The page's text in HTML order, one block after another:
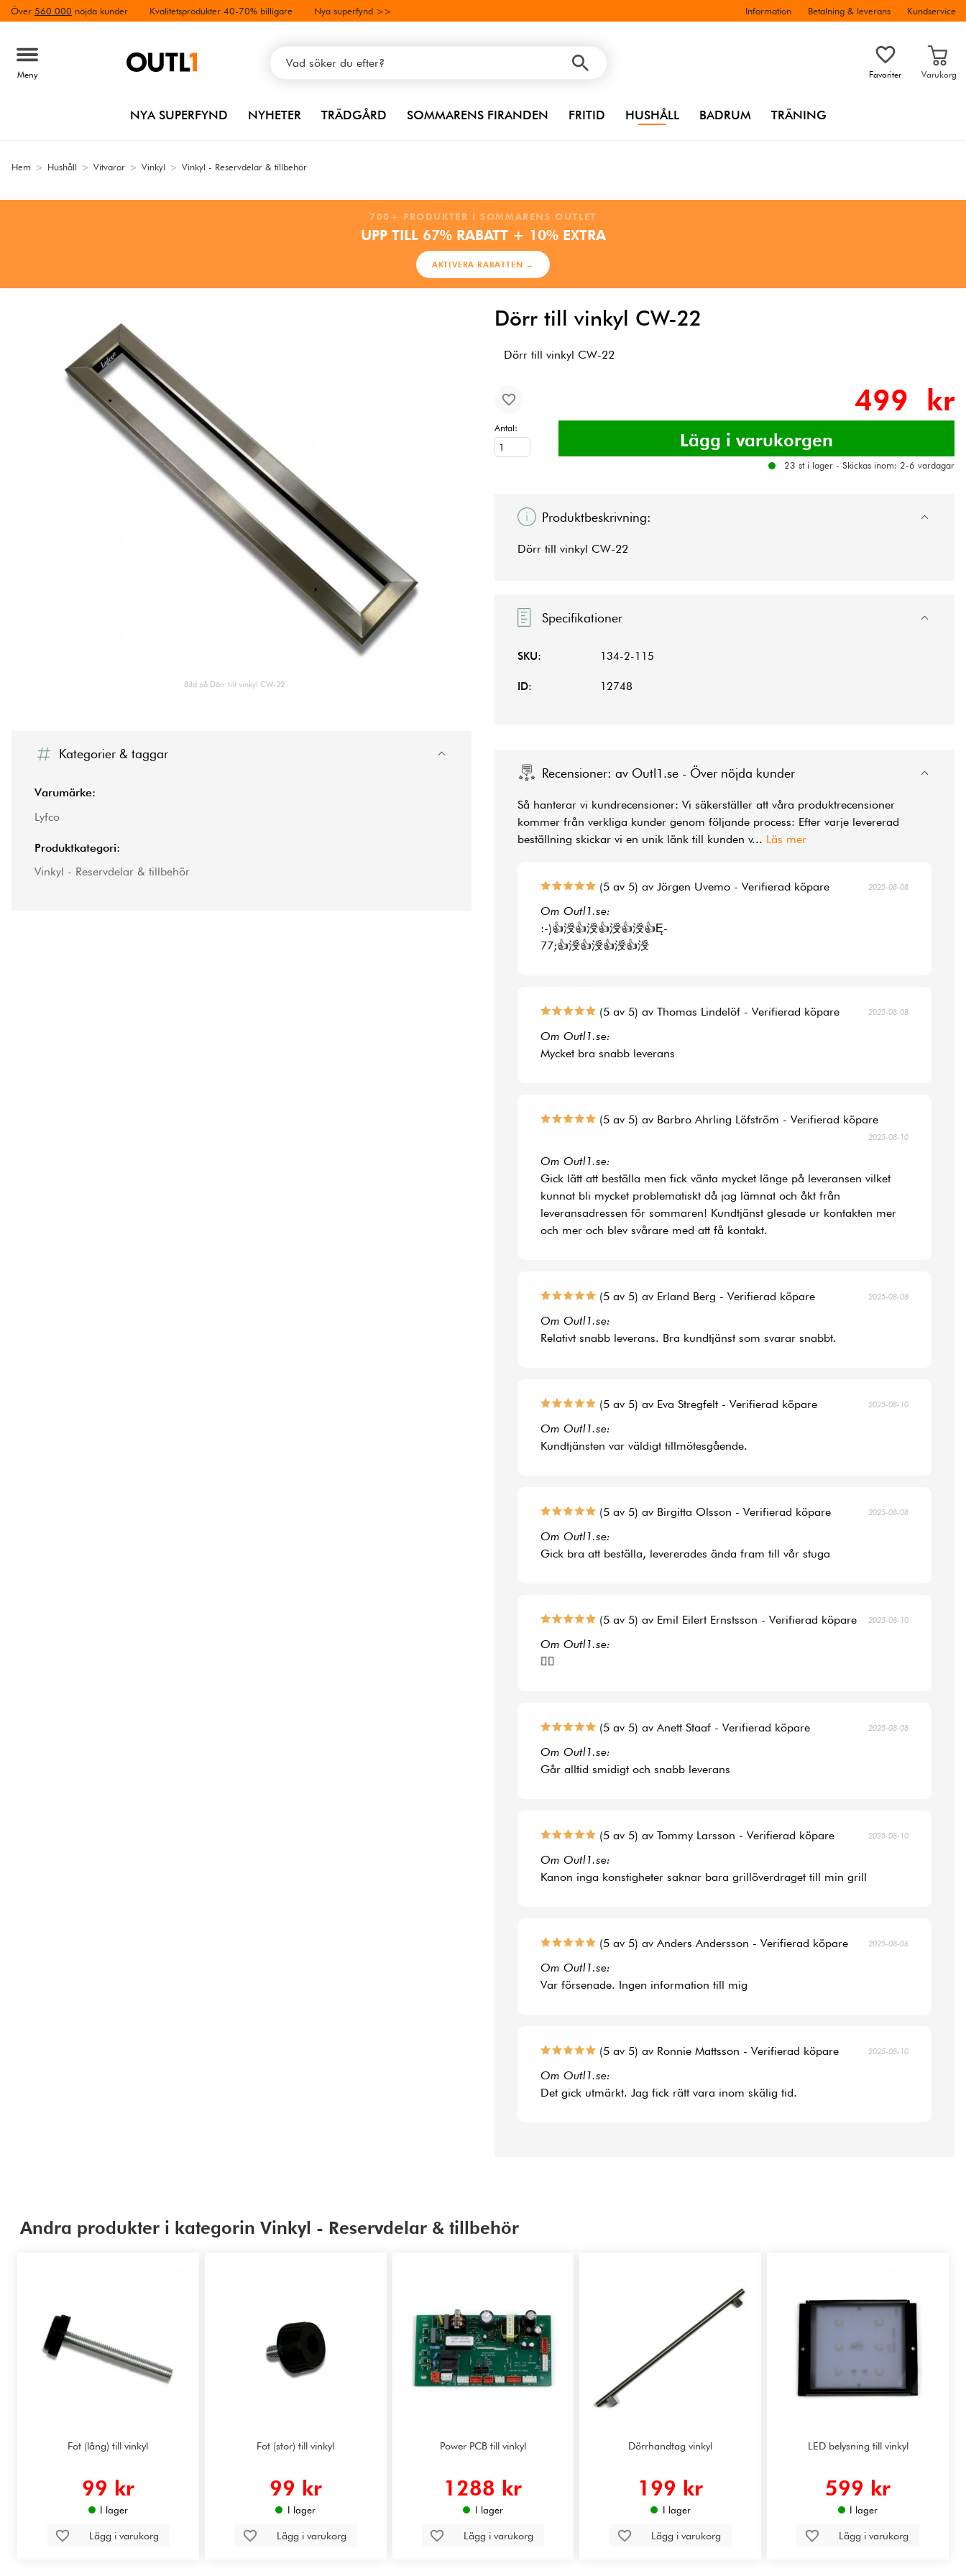
Över 560 000 nöjda kunder Kvalitetsprodukter 40-70% billigare Nya superfynd >> Information Betalning & leverans Kundservice
Meny Favoriter Varukorg
NYA SUPERFYND NYHETER TRÄDGÅRD SOMMARENS FIRANDEN FRITID HUSHÅLL BADRUM TRÄNING
Hem > Hushåll > Vitvaror > Vinkyl > Vinkyl - Reservdelar & tillbehör
700+ PRODUKTER I SOMMARENS OUTLET
UPP TILL 67% RABATT + 10% EXTRA
AKTIVERA RABATTEN →
Dörr till vinkyl CW-22
Bild på Dörr till vinkyl CW-22
Dörr till vinkyl CW-22
499 kr
Antal:
23 st i lager - Skickas inom: 2-6 vardagar
Produktbeskrivning:
Dörr till vinkyl CW-22
Specifikationer
SKU: 134-2-115
ID: 12748
Kategorier & taggar
Varumärke:
Lyfco
Produktkategori:
Vinkyl - Reservdelar & tillbehör
Recensioner: av Outl1.se - Över nöjda kunder
Så hanterar vi kundrecensioner: Vi säkerställer att våra produktrecensioner
kommer från verkliga kunder genom följande process: Efter varje levererad
beställning skickar vi en unik länk till kunden v... Läs mer
(5 av 5) av Jörgen Uvemo - Verifierad köpare 2025-08-08
Om Outl1.se:
:-)👍涭👍涭👍涭👍涭👍Ę-
77;👍涭👍涭👍涭👍涭
(5 av 5) av Thomas Lindelöf - Verifierad köpare 2025-08-08
Om Outl1.se:
Mycket bra snabb leverans
(5 av 5) av Barbro Ahrling Löfström - Verifierad köpare
2025-08-10
Om Outl1.se:
Gick lätt att beställa men fick vänta mycket länge på leveransen vilket
kunnat bli mycket problematiskt då jag lämnat och åkt från
leveransadressen för sommaren! Kundtjänst glesade ur kontakten mer
och mer och blev svårare med att få kontakt.
(5 av 5) av Erland Berg - Verifierad köpare 2025-08-08
Om Outl1.se:
Relativt snabb leverans. Bra kundtjänst som svarar snabbt.
(5 av 5) av Eva Stregfelt - Verifierad köpare 2025-08-10
Om Outl1.se:
Kundtjänsten var väldigt tillmötesgående.
(5 av 5) av Birgitta Olsson - Verifierad köpare 2025-08-08
Om Outl1.se:
Gick bra att beställa, levererades ända fram till vår stuga
(5 av 5) av Emil Eilert Ernstsson - Verifierad köpare 2025-08-10
Om Outl1.se:
👍🏻
(5 av 5) av Anett Staaf - Verifierad köpare 2025-08-08
Om Outl1.se:
Går alltid smidigt och snabb leverans
(5 av 5) av Tommy Larsson - Verifierad köpare 2025-08-10
Om Outl1.se:
Kanon inga konstigheter saknar bara grillöverdraget till min grill
(5 av 5) av Anders Andersson - Verifierad köpare 2025-08-06
Om Outl1.se:
Var försenade. Ingen information till mig
(5 av 5) av Ronnie Mattsson - Verifierad köpare 2025-08-10
Om Outl1.se:
Det gick utmärkt. Jag fick rätt vara inom skälig tid.
Andra produkter i kategorin Vinkyl - Reservdelar & tillbehör
Fot (lång) till vinkyl
99 kr
I lager
Lägg i varukorg
Fot (stor) till vinkyl
99 kr
I lager
Lägg i varukorg
Power PCB till vinkyl
1288 kr
I lager
Lägg i varukorg
Dörrhandtag vinkyl
199 kr
I lager
Lägg i varukorg
LED belysning till vinkyl
599 kr
I lager
Lägg i varukorg